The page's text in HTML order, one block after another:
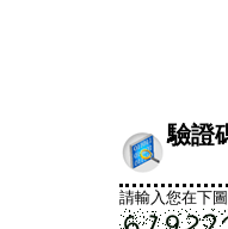
驗證
請輸入您在下